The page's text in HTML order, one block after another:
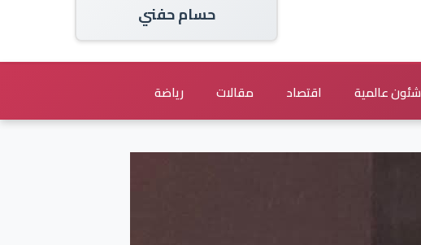
حسام حفني
شئون عالمية اقتصاد مقالات رياضة